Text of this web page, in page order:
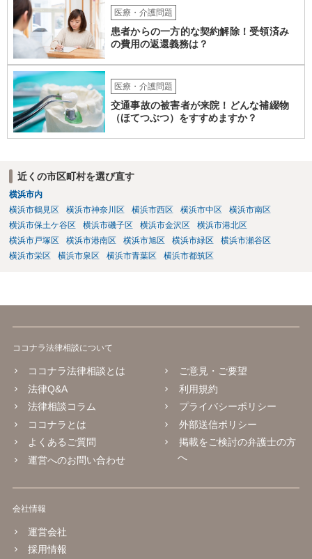
れません。 いずれにせよ、一度職員の方と暴力が生じた際の事実経緯
を確認し、またその直近に何か変化がなかったかなどのお子さんの障
がい特性に照らした原因分析をしてみると再発防止策が浮かぶかもし
れません。
医療・介護問題
患者からの一方的な契約解除！受領済み
の費用の返還義務は？
医療・介護問題
交通事故の被害者が来院！どんな補綴物
（ほてつぶつ）をすすめますか？
近くの市区町村を選び直す
横浜市内
横浜市鶴見区
横浜市神奈川区 横浜市西区 横浜市中区
横浜市南区
横浜市保土ケ谷区
横浜市磯子区 横浜市金沢区
横浜市港北区
横浜市戸塚区
横浜市港南区 横浜市旭区 横浜市緑区
横浜市瀬谷区
横浜市栄区
横浜市泉区 横浜市青葉区 横浜市都筑区
ココナラ法律相談について
ココナラ法律相談とは
法律Q&A
法律相談コラム
ココナラとは
よくあるご質問
運営へのお問い合わせ
ご意見・ご要望
利用規約
プライバシーポリシー
外部送信ポリシー
掲載をご検討の弁護士の方
へ
会社情報
運営会社
採用情報